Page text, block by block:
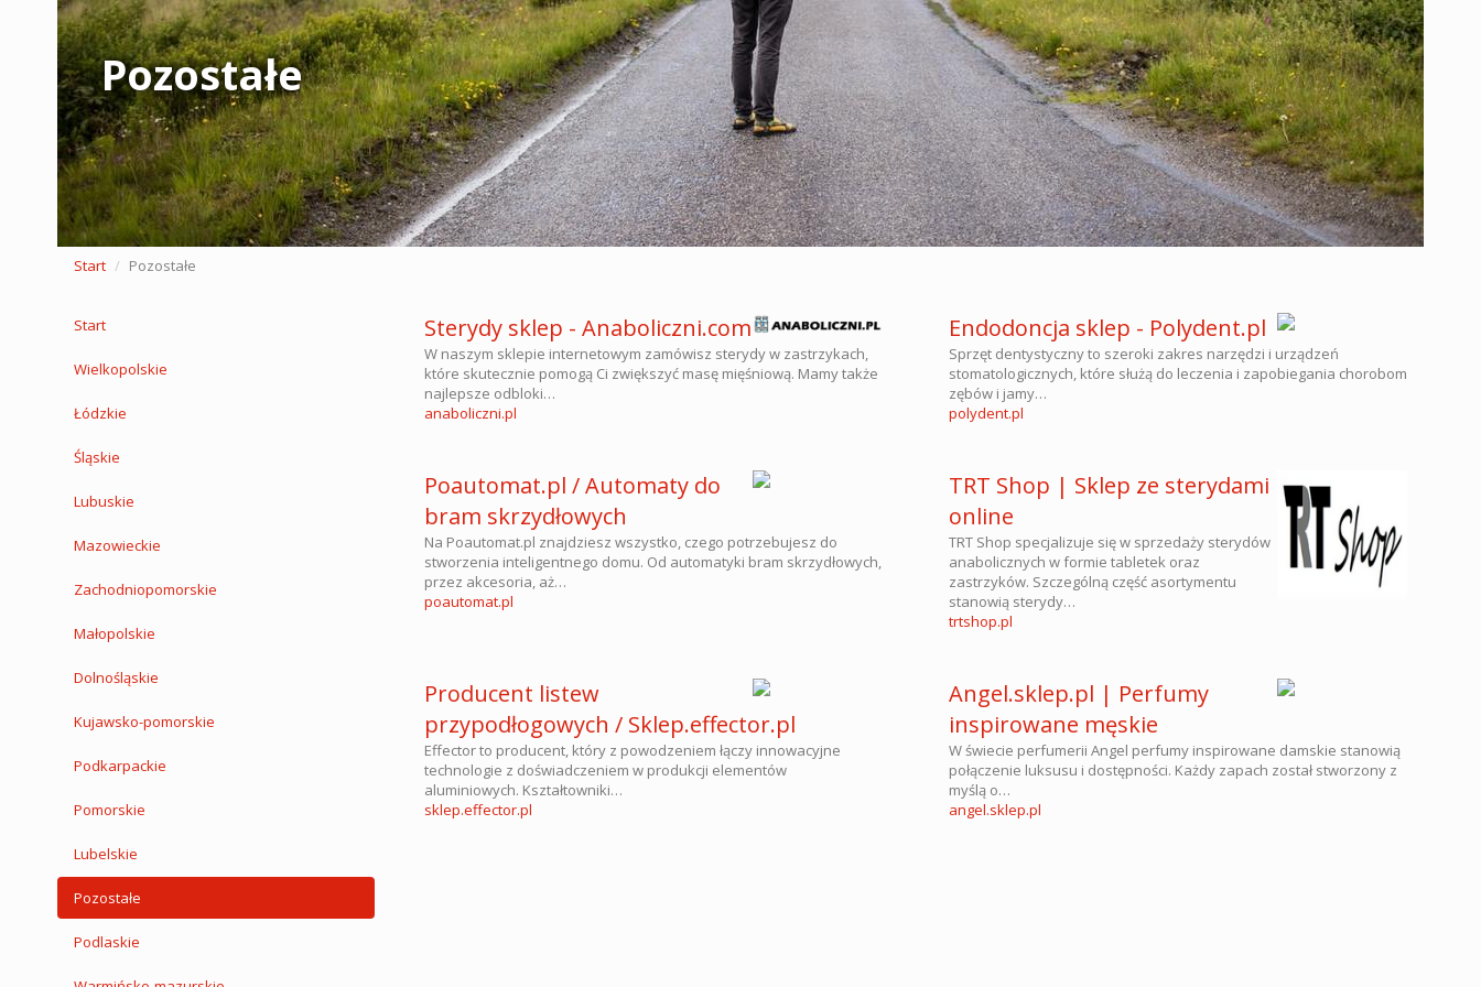
Pozostałe
Start Pozostałe
Start
Wielkopolskie
Łódzkie
Śląskie
Lubuskie
Mazowieckie
Zachodniopomorskie
Małopolskie
Dolnośląskie
Kujawsko-pomorskie
Podkarpackie
Pomorskie
Lubelskie
Pozostałe
Podlaskie
Sterydy sklep - Anaboliczni.com
W naszym sklepie internetowym zamówisz sterydy w zastrzykach,
które skutecznie pomogą Ci zwiększyć masę mięśniową. Mamy także
najlepsze odbloki…
anaboliczni.pl
Endodoncja sklep - Polydent.pl
Sprzęt dentystyczny to szeroki zakres narzędzi i urządzeń
stomatologicznych, które służą do leczenia i zapobiegania chorobom
zębów i jamy…
polydent.pl
Poautomat.pl / Automaty do
bram skrzydłowych
Na Poautomat.pl znajdziesz wszystko, czego potrzebujesz do
stworzenia inteligentnego domu. Od automatyki bram skrzydłowych,
przez akcesoria, aż…
poautomat.pl
TRT Shop | Sklep ze sterydami
online
TRT Shop specjalizuje się w sprzedaży sterydów
anabolicznych w formie tabletek oraz
zastrzyków. Szczególną część asortymentu
stanowią sterydy…
trtshop.pl
Producent listew
przypodłogowych / Sklep.effector.pl
Effector to producent, który z powodzeniem łączy innowacyjne
technologie z doświadczeniem w produkcji elementów
aluminiowych. Kształtowniki…
sklep.effector.pl
Angel.sklep.pl | Perfumy
inspirowane męskie
W świecie perfumerii Angel perfumy inspirowane damskie stanowią
połączenie luksusu i dostępności. Każdy zapach został stworzony z
myślą o…
angel.sklep.pl